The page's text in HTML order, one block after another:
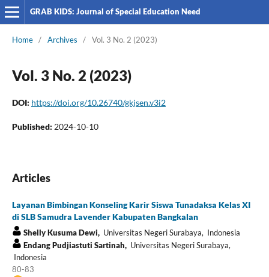
GRAB KIDS: Journal of Special Education Need
Home / Archives / Vol. 3 No. 2 (2023)
Vol. 3 No. 2 (2023)
DOI: https://doi.org/10.26740/gkjsen.v3i2
Published: 2024-10-10
Articles
Layanan Bimbingan Konseling Karir Siswa Tunadaksa Kelas XI
di SLB Samudra Lavender Kabupaten Bangkalan
Shelly Kusuma Dewi,Universitas Negeri Surabaya, Indonesia
Endang Pudjiastuti Sartinah,Universitas Negeri Surabaya,
Indonesia
80-83